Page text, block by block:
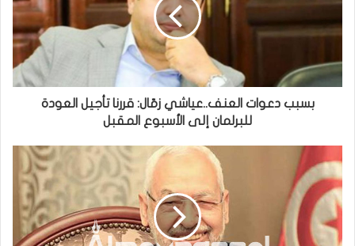
بسبب دعوات العنف..عياشي زمّال: قررنا تأجيل العودة
للبرلمان إلى الأسبوع المقبل